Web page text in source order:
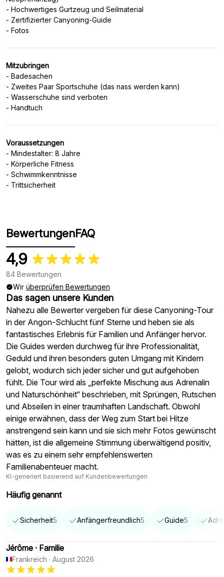
- Hochwertiges Gurtzeug und Seilmaterial
- Zertifizierter Canyoning-Guide
Mitzubringen
- Badesachen
- Zweites Paar Sportschuhe (das nass werden kann)
- Wasserschuhe sind verboten
Voraussetzungen
- Mindestalter: 8 Jahre
- Körperliche Fitness
- Schwimmkenntnisse
- Trittsicherheit
BewertungenFAQ
4,9
84 Bewertungen
Wir überprüfen Bewertungen
Das sagen unsere Kunden
Nahezu alle Bewerter vergeben für diese Canyoning-Tour
in der Angon-Schlucht fünf Sterne und heben sie als
fantastisches Erlebnis für Familien und Anfänger hervor.
Die Guides werden durchweg für ihre Professionalität,
Geduld und ihren besonders guten Umgang mit Kindern
gelobt, wodurch sich jeder sicher und gut aufgehoben
fühlt. Die Tour wird als „perfekte Mischung aus Adrenalin
und Naturschönheit“ beschrieben, mit Sprüngen, Rutschen
und Abseilen in einer traumhaften Landschaft. Obwohl
einige erwähnen, dass der Weg zum Start bei Hitze
anstrengend sein kann und sie sich mehr Fotos gewünscht
hätten, ist die allgemeine Stimmung überwältigend positiv,
was es zu einem sehr empfehlenswerten
Familienabenteuer macht.
KI-generiert basierend auf Kundenbewertungen
Häufig genannt
Sicherheit5 Anfängerfreundlich5 Guide5
Jérôme · Familie
Frankreich · August 2026